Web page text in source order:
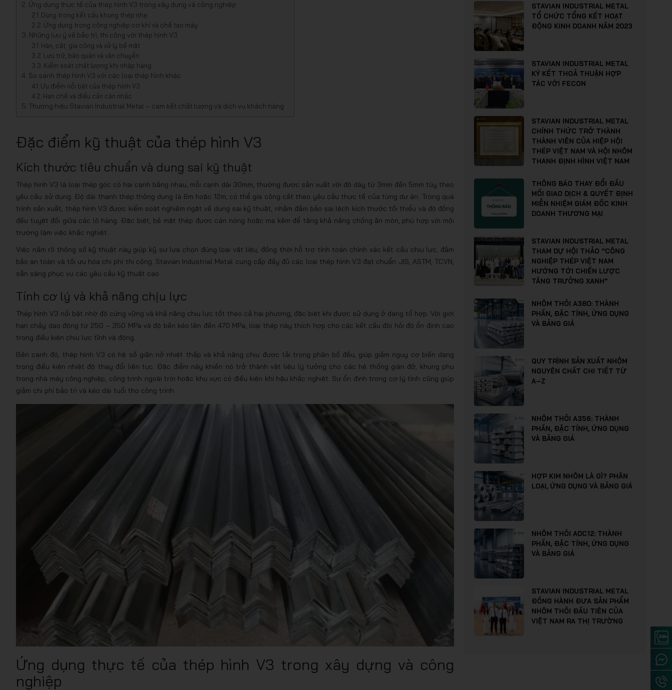
Ứng dụng thực tế của thép hình V3 trong xây dựng và công nghiệp
Dùng trong kết cấu khung thép nhẹ
Ứng dụng trong công nghiệp cơ khí và chế tạo máy
Những lưu ý về bảo trì, thi công với thép hình V3
Hàn, cắt, gia công và xử lý bề mặt
Lưu trữ, bảo quản và vận chuyển
Kiểm soát chất lượng khi nhập hàng
So sánh thép hình V3 với các loại thép hình khác
Ưu điểm nổi bật của thép hình V3
Hạn chế và điều cần cân nhắc
Thương hiệu Stavian Industrial Metal – cam kết chất lượng và dịch vụ khách hàng
Đặc điểm kỹ thuật của thép hình V3
Kích thước tiêu chuẩn và dung sai kỹ thuật
Thép hình V3 là loại thép góc có hai cạnh bằng nhau, mỗi cạnh dài 30mm, thường được sản xuất với độ dày từ 3mm đến 5mm tùy theo
yêu cầu sử dụng. Độ dài thanh thép thông dụng là 6m hoặc 12m, có thể gia công cắt theo yêu cầu thực tế của từng dự án. Trong quá
trình sản xuất, thép hình V3 được kiểm soát nghiêm ngặt về dung sai kỹ thuật, nhằm đảm bảo sai lệch kích thước tối thiểu và độ đồng
đều tuyệt đối giữa các lô hàng. Đặc biệt, bề mặt thép được cán nóng hoặc mạ kẽm để tăng khả năng chống ăn mòn, phù hợp với môi
trường làm việc khắc nghiệt.
Việc nắm rõ thông số kỹ thuật này giúp kỹ sư lựa chọn đúng loại vật liệu, đồng thời hỗ trợ tính toán chính xác kết cấu chịu lực, đảm
bảo an toàn và tối ưu hóa chi phí thi công. Stavian Industrial Metal cung cấp đầy đủ các loại thép hình V3 đạt chuẩn JIS, ASTM, TCVN,
sẵn sàng phục vụ các yêu cầu kỹ thuật cao.
Tính cơ lý và khả năng chịu lực
Thép hình V3 nổi bật nhờ độ cứng vững và khả năng chịu lực tốt theo cả hai phương, đặc biệt khi được sử dụng ở dạng tổ hợp. Với giới
hạn chảy dao động từ 250 – 350 MPa và độ bền kéo lên đến 470 MPa, loại thép này thích hợp cho các kết cấu đòi hỏi độ ổn định cao
trong điều kiện chịu lực tĩnh và động.
Bên cạnh đó, thép hình V3 có hệ số giãn nở nhiệt thấp và khả năng chịu được tải trọng phân bố đều, giúp giảm nguy cơ biến dạng
trong điều kiện nhiệt độ thay đổi liên tục. Đặc điểm này khiến nó trở thành vật liệu lý tưởng cho các hệ thống giàn đỡ, khung phụ
trong nhà máy công nghiệp, công trình ngoài trời hoặc khu vực có điều kiện khí hậu khắc nghiệt. Sự ổn định trong cơ lý tính cũng giúp
giảm chi phí bảo trì và kéo dài tuổi thọ công trình.
Ứng dụng thực tế của thép hình V3 trong xây dựng và công
nghiệp
STAVIAN INDUSTRIAL METAL
TỔ CHỨC TỔNG KẾT HOẠT
ĐỘNG KINH DOANH NĂM 2023
STAVIAN INDUSTRIAL METAL
KÝ KẾT THOẢ THUẬN HỢP
TÁC VỚI FECON
STAVIAN INDUSTRIAL METAL
CHÍNH THỨC TRỞ THÀNH
THÀNH VIÊN CỦA HIỆP HỘI
THÉP VIỆT NAM VÀ HỘI NHÔM
THANH ĐỊNH HÌNH VIỆT NAM
THÔNG BÁO THAY ĐỔI ĐẦU
MỐI GIAO DỊCH & QUYẾT ĐỊNH
MIỄN NHIỆM GIÁM ĐỐC KINH
DOANH THƯƠNG MẠI
STAVIAN INDUSTRIAL METAL
THAM DỰ HỘI THẢO “CÔNG
NGHIỆP THÉP VIỆT NAM
HƯỚNG TỚI CHIẾN LƯỢC
TĂNG TRƯỞNG XANH”
NHÔM THỎI A380: THÀNH
PHẦN, ĐẶC TÍNH, ỨNG DỤNG
VÀ BẢNG GIÁ
QUY TRÌNH SẢN XUẤT NHÔM
NGUYÊN CHẤT CHI TIẾT TỪ
A–Z
NHÔM THỎI A356: THÀNH
PHẦN, ĐẶC TÍNH, ỨNG DỤNG
VÀ BẢNG GIÁ
HỢP KIM NHÔM LÀ GÌ? PHÂN
LOẠI, ỨNG DỤNG VÀ BẢNG GIÁ
NHÔM THỎI ADC12: THÀNH
PHẦN, ĐẶC TÍNH, ỨNG DỤNG
VÀ BẢNG GIÁ
STAVIAN INDUSTRIAL METAL
ĐỒNG HÀNH ĐƯA SẢN PHẨM
NHÔM THỎI ĐẦU TIÊN CỦA
VIỆT NAM RA THỊ TRƯỜNG